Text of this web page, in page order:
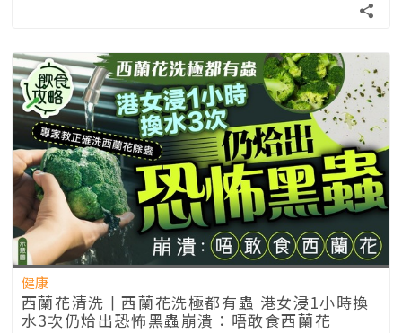
健康
西蘭花清洗丨西蘭花洗極都有蟲 港女浸1小時換
水3次仍烚出恐怖黑蟲崩潰：唔敢食西蘭花